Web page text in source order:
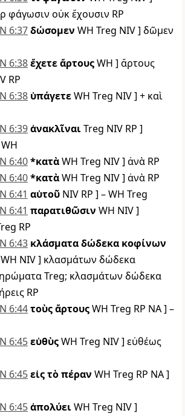
φάγωσιν οὐκ ἔχουσιν RP
6:37δώσομεν WH Treg NIV ] δῶμεν
6:38ἔχετε ἄρτουςWH ] ἄρτους
RP
6:38 ὑπάγετεWH Treg NIV ] + καὶ
6:39ἀνακλῖναιTreg NIV RP ]
6:40*κατὰWH Treg NIV ] ἀνὰ RP
6:40*κατὰWH Treg NIV ] ἀνὰ RP
6:41 αὐτοῦ NIV RP ] – WH Treg
6:41 παρατιθῶσιν WH NIV ]
RP
6:43 κλάσματα δώδεκα κοφίνων
WH NIV ] κλασμάτων δώδεκα
Treg; κλασμάτων δώδεκα
RP
6:44τοὺς ἄρτουςWH Treg RP NA ] –
6:45εὐθὺςWH Treg NIV ] εὐθέως
6:45εἰς τὸ πέραν WH Treg RP NA ]
6:45ἀπολύειWH Treg NIV ]